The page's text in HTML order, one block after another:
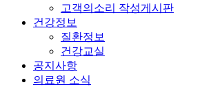
고객의소리 작성게시판
건강정보
질환정보
건강교실
공지사항
의료원 소식